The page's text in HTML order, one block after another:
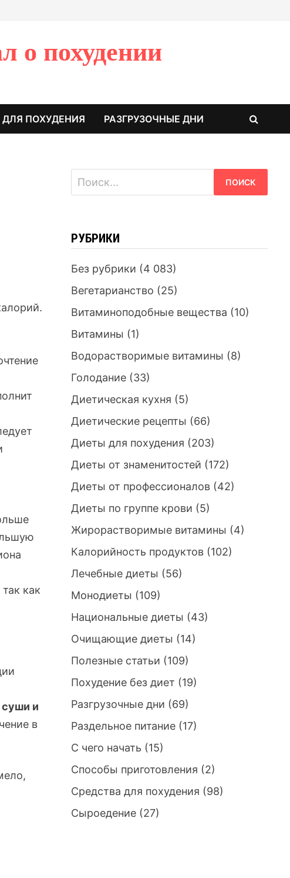
о похудении
ПОХУДЕНИЯ РАЗГРУЗОЧНЫЕ ДНИ
как
суши и
в
Найти:
РУБРИКИ
Без рубрики (4 083)
Вегетарианство (25)
Витаминоподобные вещества (10)
Витамины (1)
Водорастворимые витамины (8)
Голодание(33)
Диетическая кухня (5)
Диетические рецепты (66)
Диеты для похудения (203)
Диеты от знаменитостей (172)
Диеты от профессионалов(42)
Диеты по группе крови (5)
Жирорастворимые витамины (4)
Калорийность продуктов(102)
Лечебные диеты (56)
Монодиеты (109)
Национальные диеты (43)
Очищающие диеты (14)
Полезные статьи (109)
Похудение без диет (19)
Разгрузочные дни (69)
Раздельное питание(17)
С чего начать (15)
Способы приготовления (2)
Средства для похудения (98)
Сыроедение(27)